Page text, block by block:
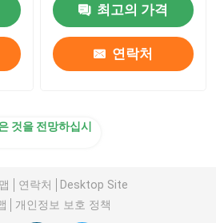
최고의 가격
연락처
것을 전망하십시
연락처
Desktop Site
개인정보 보호 정책